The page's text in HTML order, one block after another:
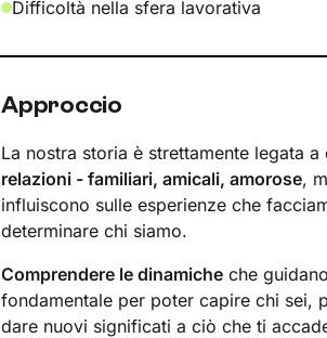
Difficoltà nella sfera lavorativa
Approccio
La nostra storia è strettamente legata
relazioni - familiari, amicali, amorose,
influiscono sulle esperienze che
determinare chi siamo.
Comprendere le dinamiche che
fondamentale per poter capire chi sei,
dare nuovi significati a ciò che ti